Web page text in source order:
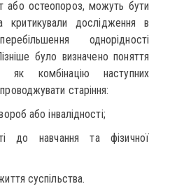
або остеопороз, можуть бути
критикували дослідження в
однорідності
було визначено поняття
як комбінацію наступних
старіння:
або інвалідності;
до навчання та фізичної
суспільства.